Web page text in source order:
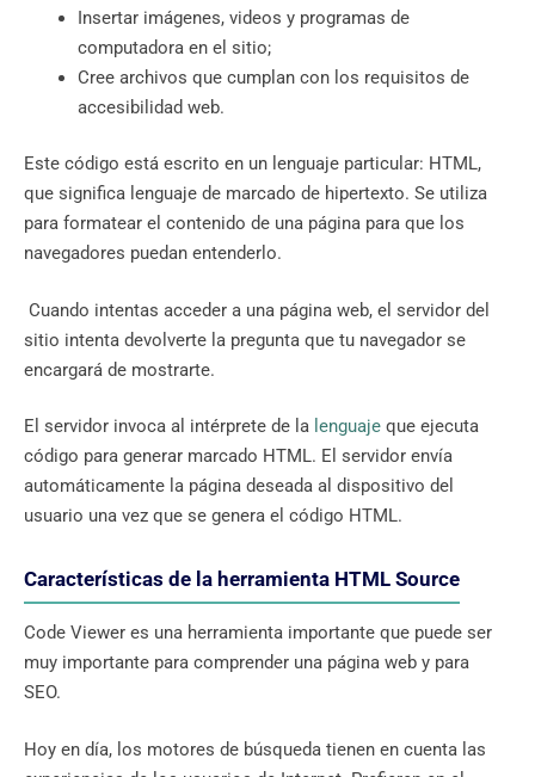
Insertar imágenes, videos y programas de
computadora en el sitio;
Cree archivos que cumplan con los requisitos de
accesibilidad web.
Este código está escrito en un lenguaje particular: HTML,
que significa lenguaje de marcado de hipertexto. Se utiliza
para formatear el contenido de una página para que los
navegadores puedan entenderlo.
Cuando intentas acceder a una página web, el servidor del
sitio intenta devolverte la pregunta que tu navegador se
encargará de mostrarte.
El servidor invoca al intérprete de la lenguaje que ejecuta
código para generar marcado HTML. El servidor envía
automáticamente la página deseada al dispositivo del
usuario una vez que se genera el código HTML.
Características de la herramienta HTML Source
Code Viewer es una herramienta importante que puede ser
muy importante para comprender una página web y para
SEO.
Hoy en día, los motores de búsqueda tienen en cuenta las